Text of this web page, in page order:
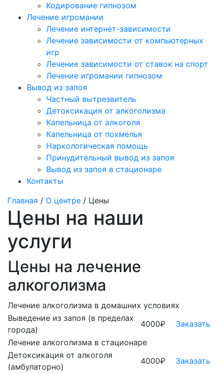
Кодирование гипнозом
Лечение игромании
Лечение интернет-зависимости
Лечение зависимости от компьютерных
игр
Лечение зависимости от ставок на спорт
Лечение игромании гипнозом
Вывод из запоя
Частный вытрезвитель
Детоксикация от алкоголизма
Капельница от алкоголя
Капельница от похмелья
Наркологическая помощь
Принудительный вывод из запоя
Вывод из запоя в стационаре
Контакты
Главная / О центре / Цены
Цены на наши
услуги
Цены на лечение
алкоголизма
Лечение алкоголизма в домашних условиях
Выведение из запоя (в пределах
города)
4000₽
Заказать
Лечение алкоголизма в стационаре
Детоксикация от алкоголя
(амбулаторно)
4000₽
Заказать